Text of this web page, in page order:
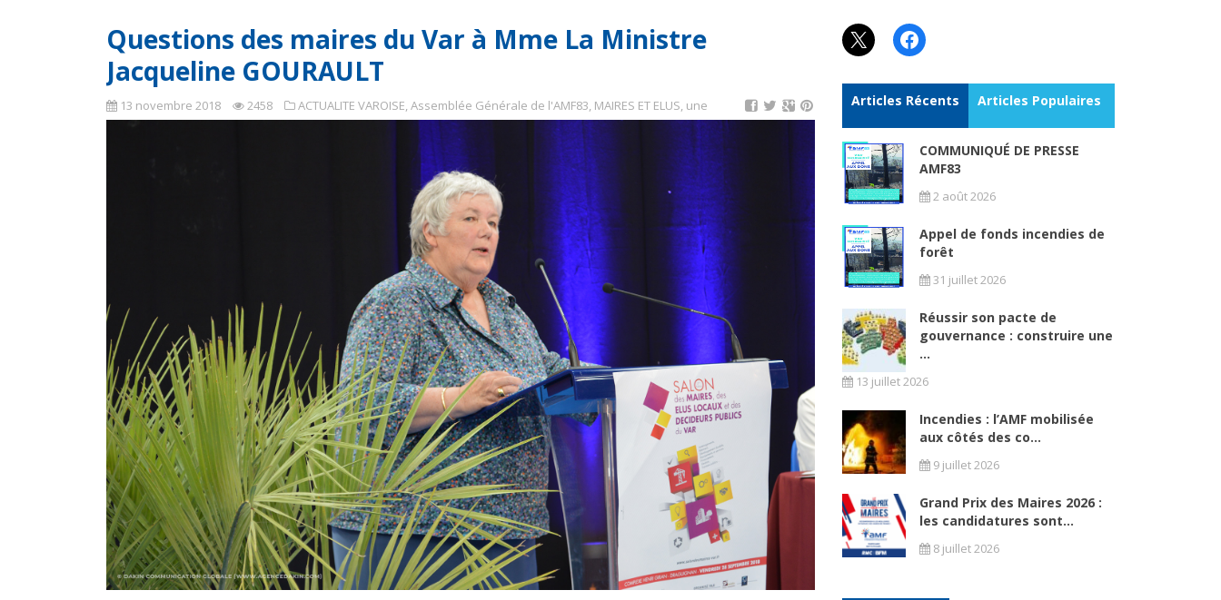
Questions des maires du Var à Mme La Ministre
Jacqueline GOURAULT
13 novembre 2018 2458 ACTUALITE VAROISE,Assemblée Générale de l'AMF83, MAIRES ET ELUS, une
X Facebook
Articles Récents Articles Populaires
COMMUNIQUÉ DE PRESSE
AMF83
2 août 2026
Appel de fonds incendies de
forêt
31 juillet 2026
Réussir son pacte de
gouvernance : construire une
...
13 juillet 2026
Incendies : l’AMF mobilisée
aux côtés des co...
9 juillet 2026
Grand Prix des Maires 2026 :
les candidatures sont...
8 juillet 2026